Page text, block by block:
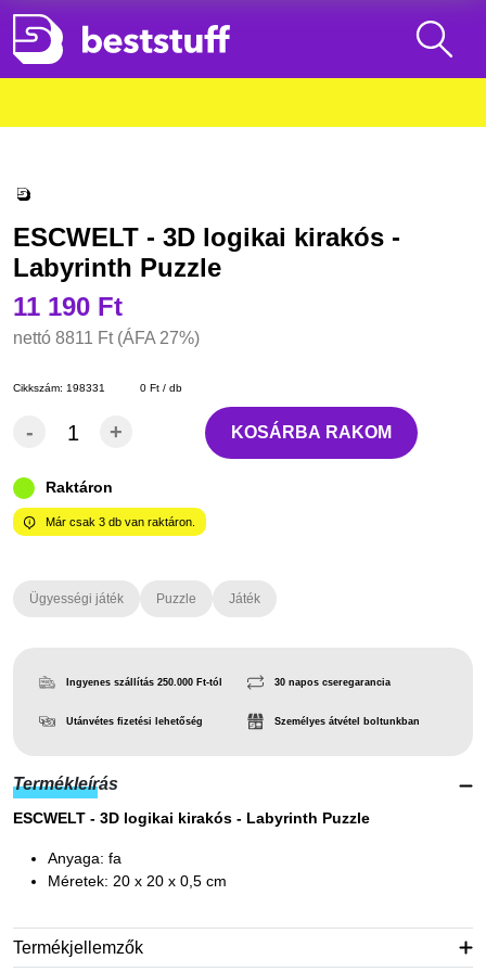
ESCWELT - 3D logikai kirakós -
Labyrinth Puzzle
11 190 Ft
nettó 8811 Ft (ÁFA 27%)
Cikkszám: 198331 0 Ft / db
- + KOSÁRBA RAKOM
Raktáron
Már csak 3 db van raktáron.
Ügyességi játék Puzzle Játék
Ingyenes szállítás 250.000 Ft-tól
Utánvétes fizetési lehetőség
30 napos cseregarancia
Személyes átvétel boltunkban
Termékleírás
ESCWELT - 3D logikai kirakós - Labyrinth Puzzle
Anyaga: fa
Méretek: 20 x 20 x 0,5 cm
Termékjellemzők